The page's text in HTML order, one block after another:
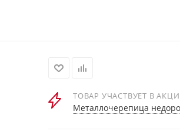
ТОВАР УЧАСТВУЕТ В
Металлочерепица